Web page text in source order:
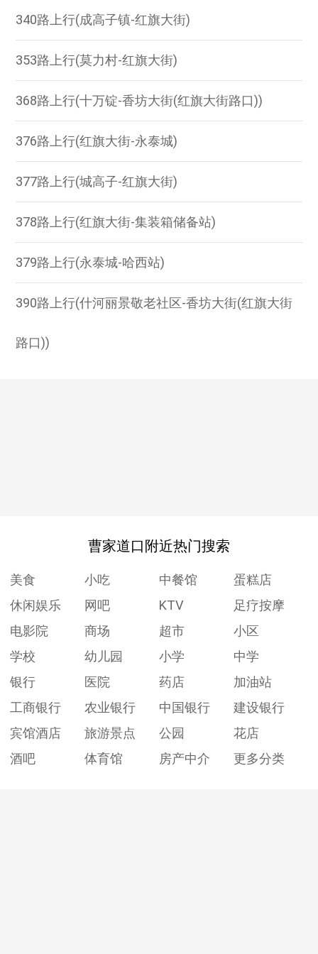
340路上行(成高子镇-红旗大街)
353路上行(莫力村-红旗大街)
368路上行(十万锭-香坊大街(红旗大街路口))
376路上行(红旗大街-永泰城)
377路上行(城高子-红旗大街)
378路上行(红旗大街-集装箱储备站)
379路上行(永泰城-哈西站)
390路上行(什河丽景敬老社区-香坊大街(红旗大街
路口))
曹家道口附近热门搜索
美食 小吃 中餐馆
蛋糕店
休闲娱乐
网吧 KTV
足疗按摩
电影院
商场 超市
小区
学校
幼儿园 小学
中学
银行
医院 药店
加油站
工商银行
农业银行 中国银行
建设银行
宾馆酒店
旅游景点 公园
花店
酒吧
体育馆 房产中介 更多分类